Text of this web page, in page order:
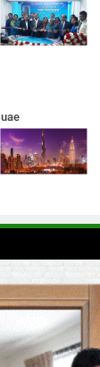
Rayerbazar
uae